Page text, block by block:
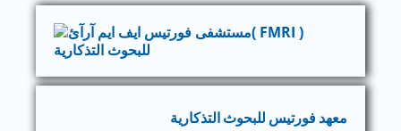
معهد فورتيس للبحوث التذكارية